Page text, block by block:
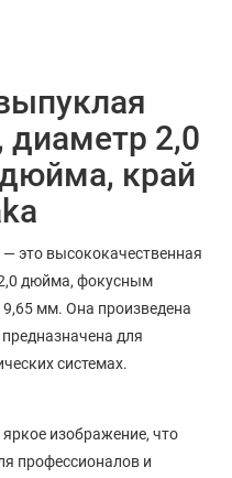
диаметр 2,0
край
это высококачественная
дюйма, фокусным
мм. Она произведена
для
системах.
яркое изображение, что
профессионалов и